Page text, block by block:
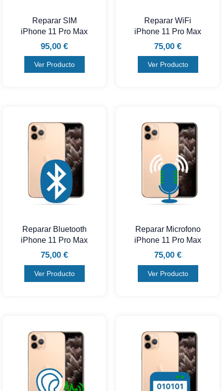
Reparar SIM
iPhone 11 Pro Max
95,00 €
Ver Producto
Reparar WiFi
iPhone 11 Pro Max
75,00 €
Ver Producto
Reparar Bluetooth
iPhone 11 Pro Max
75,00 €
Ver Producto
Reparar Microfono
iPhone 11 Pro Max
75,00 €
Ver Producto